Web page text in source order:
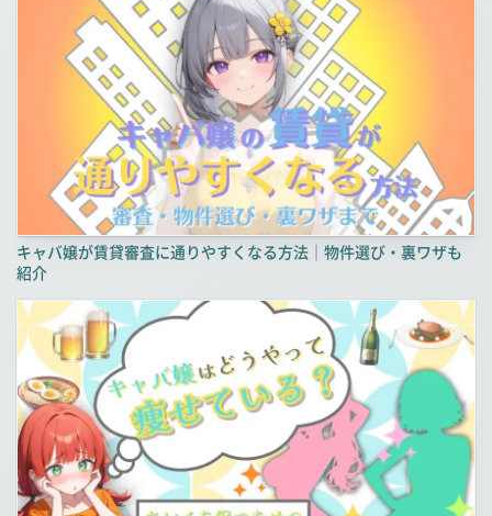
キャバ嬢が賃貸審査に通りやすくなる方法｜物件選び・裏ワザも
紹介